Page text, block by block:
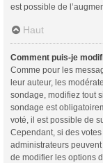
est possible de
Haut
Comment puis-je
Comme pour les
leur auteur, les
sondage, modifiez tout
sondage est
voté, il est possible de
Cependant, si des
administrateurs
de modifier les options